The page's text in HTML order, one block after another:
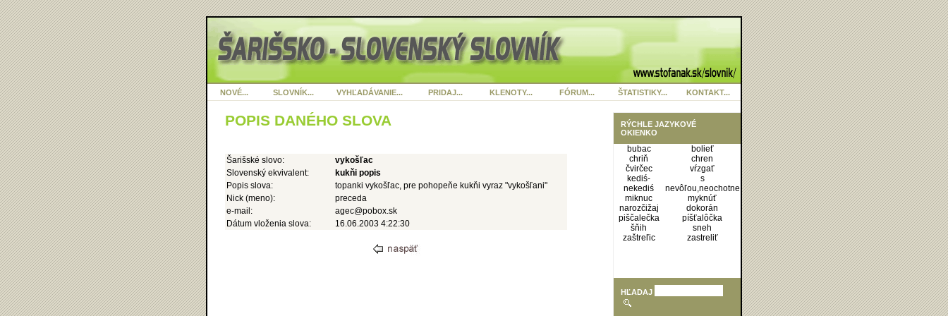
NOVÉ... SLOVNÍK... VYHĽADÁVANIE... PRIDAJ... KLENOTY... FÓRUM... ŠTATISTIKY... KONTAKT...
RÝCHLE JAZYKOVÉ
OKIENKO
bubac
bolieť
chriň
chren
čvirčec
vŕzgať
kediś-
nekediś
s
nevôľou,neochotne
miknuc
myknúť
narozčižaj
dokorán
piščalečka
píšťalôčka
šňih
sneh
zaštreľic
zastreliť
HĽADAJ
POPIS DANÉHO SLOVA
Šarišské slovo:
vykošľac
Slovenský ekvivalent:
kukňi popis
Popis slova:
topanki vykošľac, pre pohopeňe kukňi vyraz "vykošľani"
Nick (meno):
preceda
e-mail:
agec@pobox.sk
Dátum vloženia slova:
16.06.2003 4:22:30